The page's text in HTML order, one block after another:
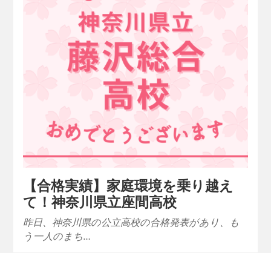
【合格実績】家庭環境を乗り越え
て！神奈川県立座間高校
昨日、神奈川県の公立高校の合格発表があり、も
う一人のまち…